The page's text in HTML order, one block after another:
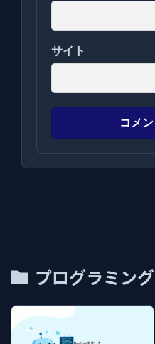
サイト
プログラミング